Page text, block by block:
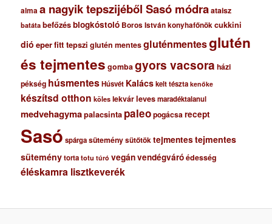
almaa nagyik tepszijéből Sasó módraataisz
batáta befőzésblogkóstoló Boros István konyhafőnökcukkini
dió eperfitt tepszi glutén mentesgluténmentesglutén
és tejmentes gombagyors vacsora házi
pékség húsmentesHúsvét Kalácskelt tészta kenőke
készítsd otthon köles lekvárlevesmaradéktalanul
medvehagymapalacsinta paleopogácsarecept
Sasó spárgasüteménysütőtöktejmentestejmentes
süteménytorta totu túró vegánvendégváróédesség
éléskamra lisztkeverék